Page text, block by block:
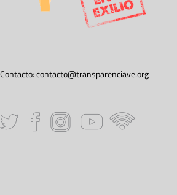
Contacto:contacto@transparenciave.org